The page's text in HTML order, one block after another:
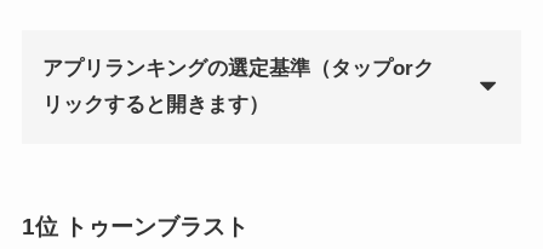
アプリランキングの選定基準（タップorク
リックすると開きます）
1位 トゥーンブラスト